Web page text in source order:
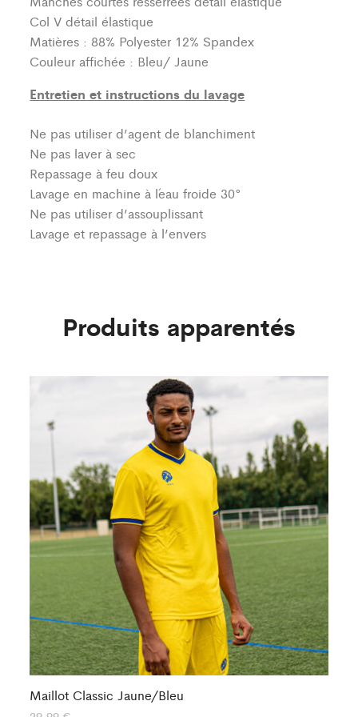
Col V détail élastique
Matières : 88% Polyester 12% Spandex
Couleur affichée : Bleu/ Jaune
Entretien et instructions du lavage
Ne pas utiliser d’agent de blanchiment
Ne pas laver à sec
Repassage à feu doux
Lavage en machine à l´eau froide 30°
Ne pas utiliser d’assouplissant
Lavage et repassage à l’envers
Produits apparentés
Maillot Classic Jaune/Bleu